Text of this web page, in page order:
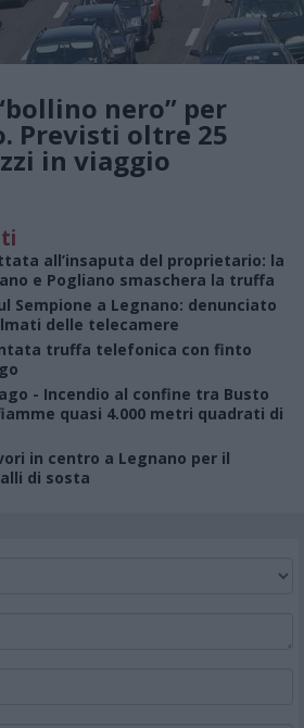
nero” per
Previsti oltre 25
in viaggio
all’insaputa del proprietario: la
e Pogliano smaschera la truffa
Sempione a Legnano: denunciato
delle telecamere
truffa telefonica con finto
- Incendio al confine tra Busto
quasi 4.000 metri quadrati di
in centro a Legnano per il
di sosta